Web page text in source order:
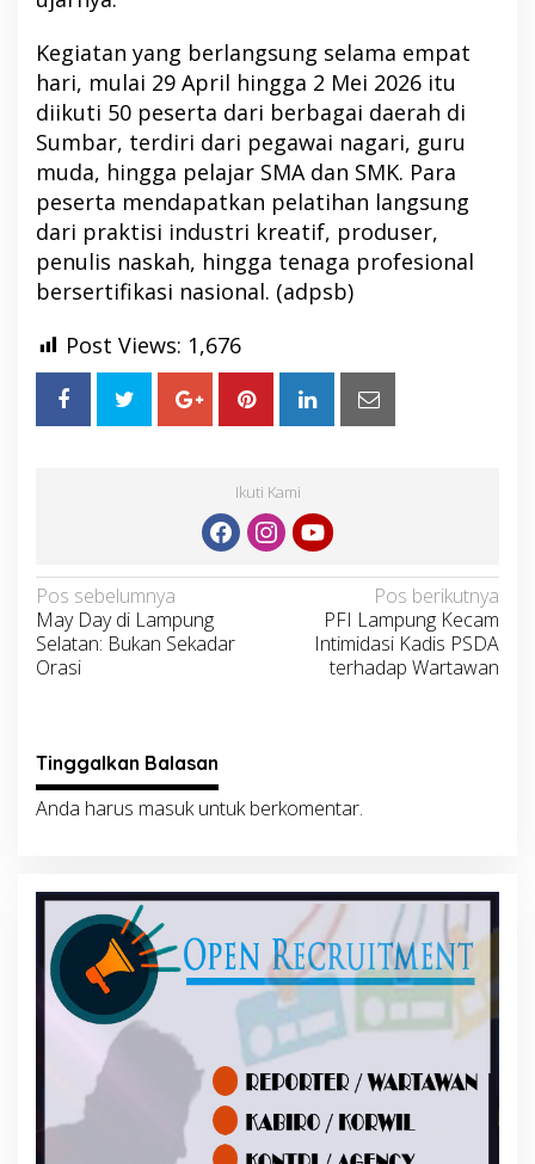
Kegiatan yang berlangsung selama empat
hari, mulai 29 April hingga 2 Mei 2026 itu
diikuti 50 peserta dari berbagai daerah di
Sumbar, terdiri dari pegawai nagari, guru
muda, hingga pelajar SMA dan SMK. Para
peserta mendapatkan pelatihan langsung
dari praktisi industri kreatif, produser,
penulis naskah, hingga tenaga profesional
bersertifikasi nasional. (adpsb)
Post Views: 1,676
Ikuti Kami
Navigasi
pos
Pos sebelumnya
May Day di Lampung
Selatan: Bukan Sekadar
Orasi
Pos berikutnya
PFI Lampung Kecam
Intimidasi Kadis PSDA
terhadap Wartawan
Tinggalkan Balasan
Anda harus masukuntuk berkomentar.